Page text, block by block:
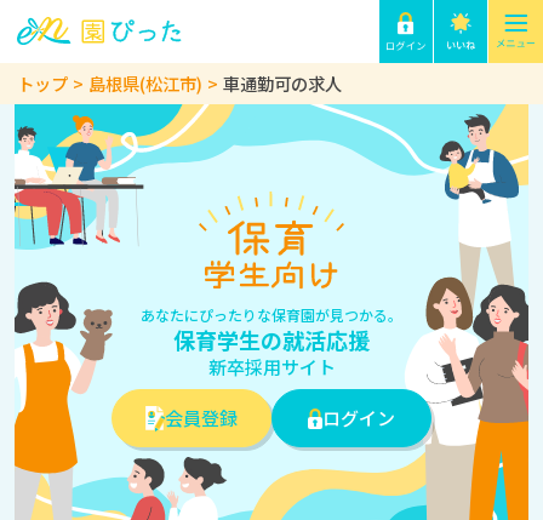
トップ 島根県(松江市) 車通勤可の求人
あなたにぴったりな保育園が見つかる。
保育学生の就活応援
新卒採用サイト
会員登録
ログイン